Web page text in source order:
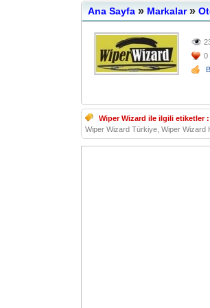
Ana Sayfa » Markalar»
0
Wiper Wizard ile ilgili etiketler :
Wiper Wizard Türkiye, Wiper Wizard